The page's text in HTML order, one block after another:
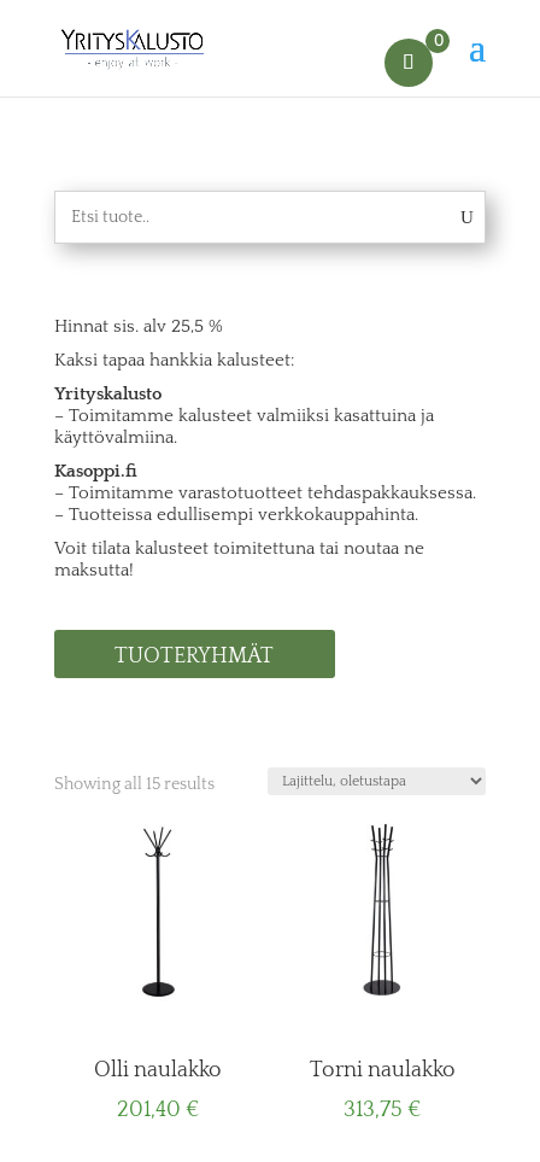
0
Hinnat sis. alv 25,5 %
Kaksi tapaa hankkia kalusteet:
Yrityskalusto
– Toimitamme kalusteet valmiiksi kasattuina ja
käyttövalmiina.
Kasoppi.fi
– Toimitamme varastotuotteet tehdaspakkauksessa.
– Tuotteissa edullisempi verkkokauppahinta.
Voit tilata kalusteet toimitettuna tai noutaa ne
maksutta!
TUOTERYHMÄT
Showing all 15 results
Olli naulakko
201,40 €
Torni naulakko
313,75€